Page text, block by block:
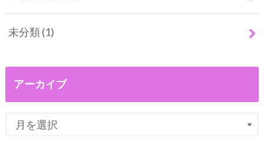
未分類(1)
アーカイブ